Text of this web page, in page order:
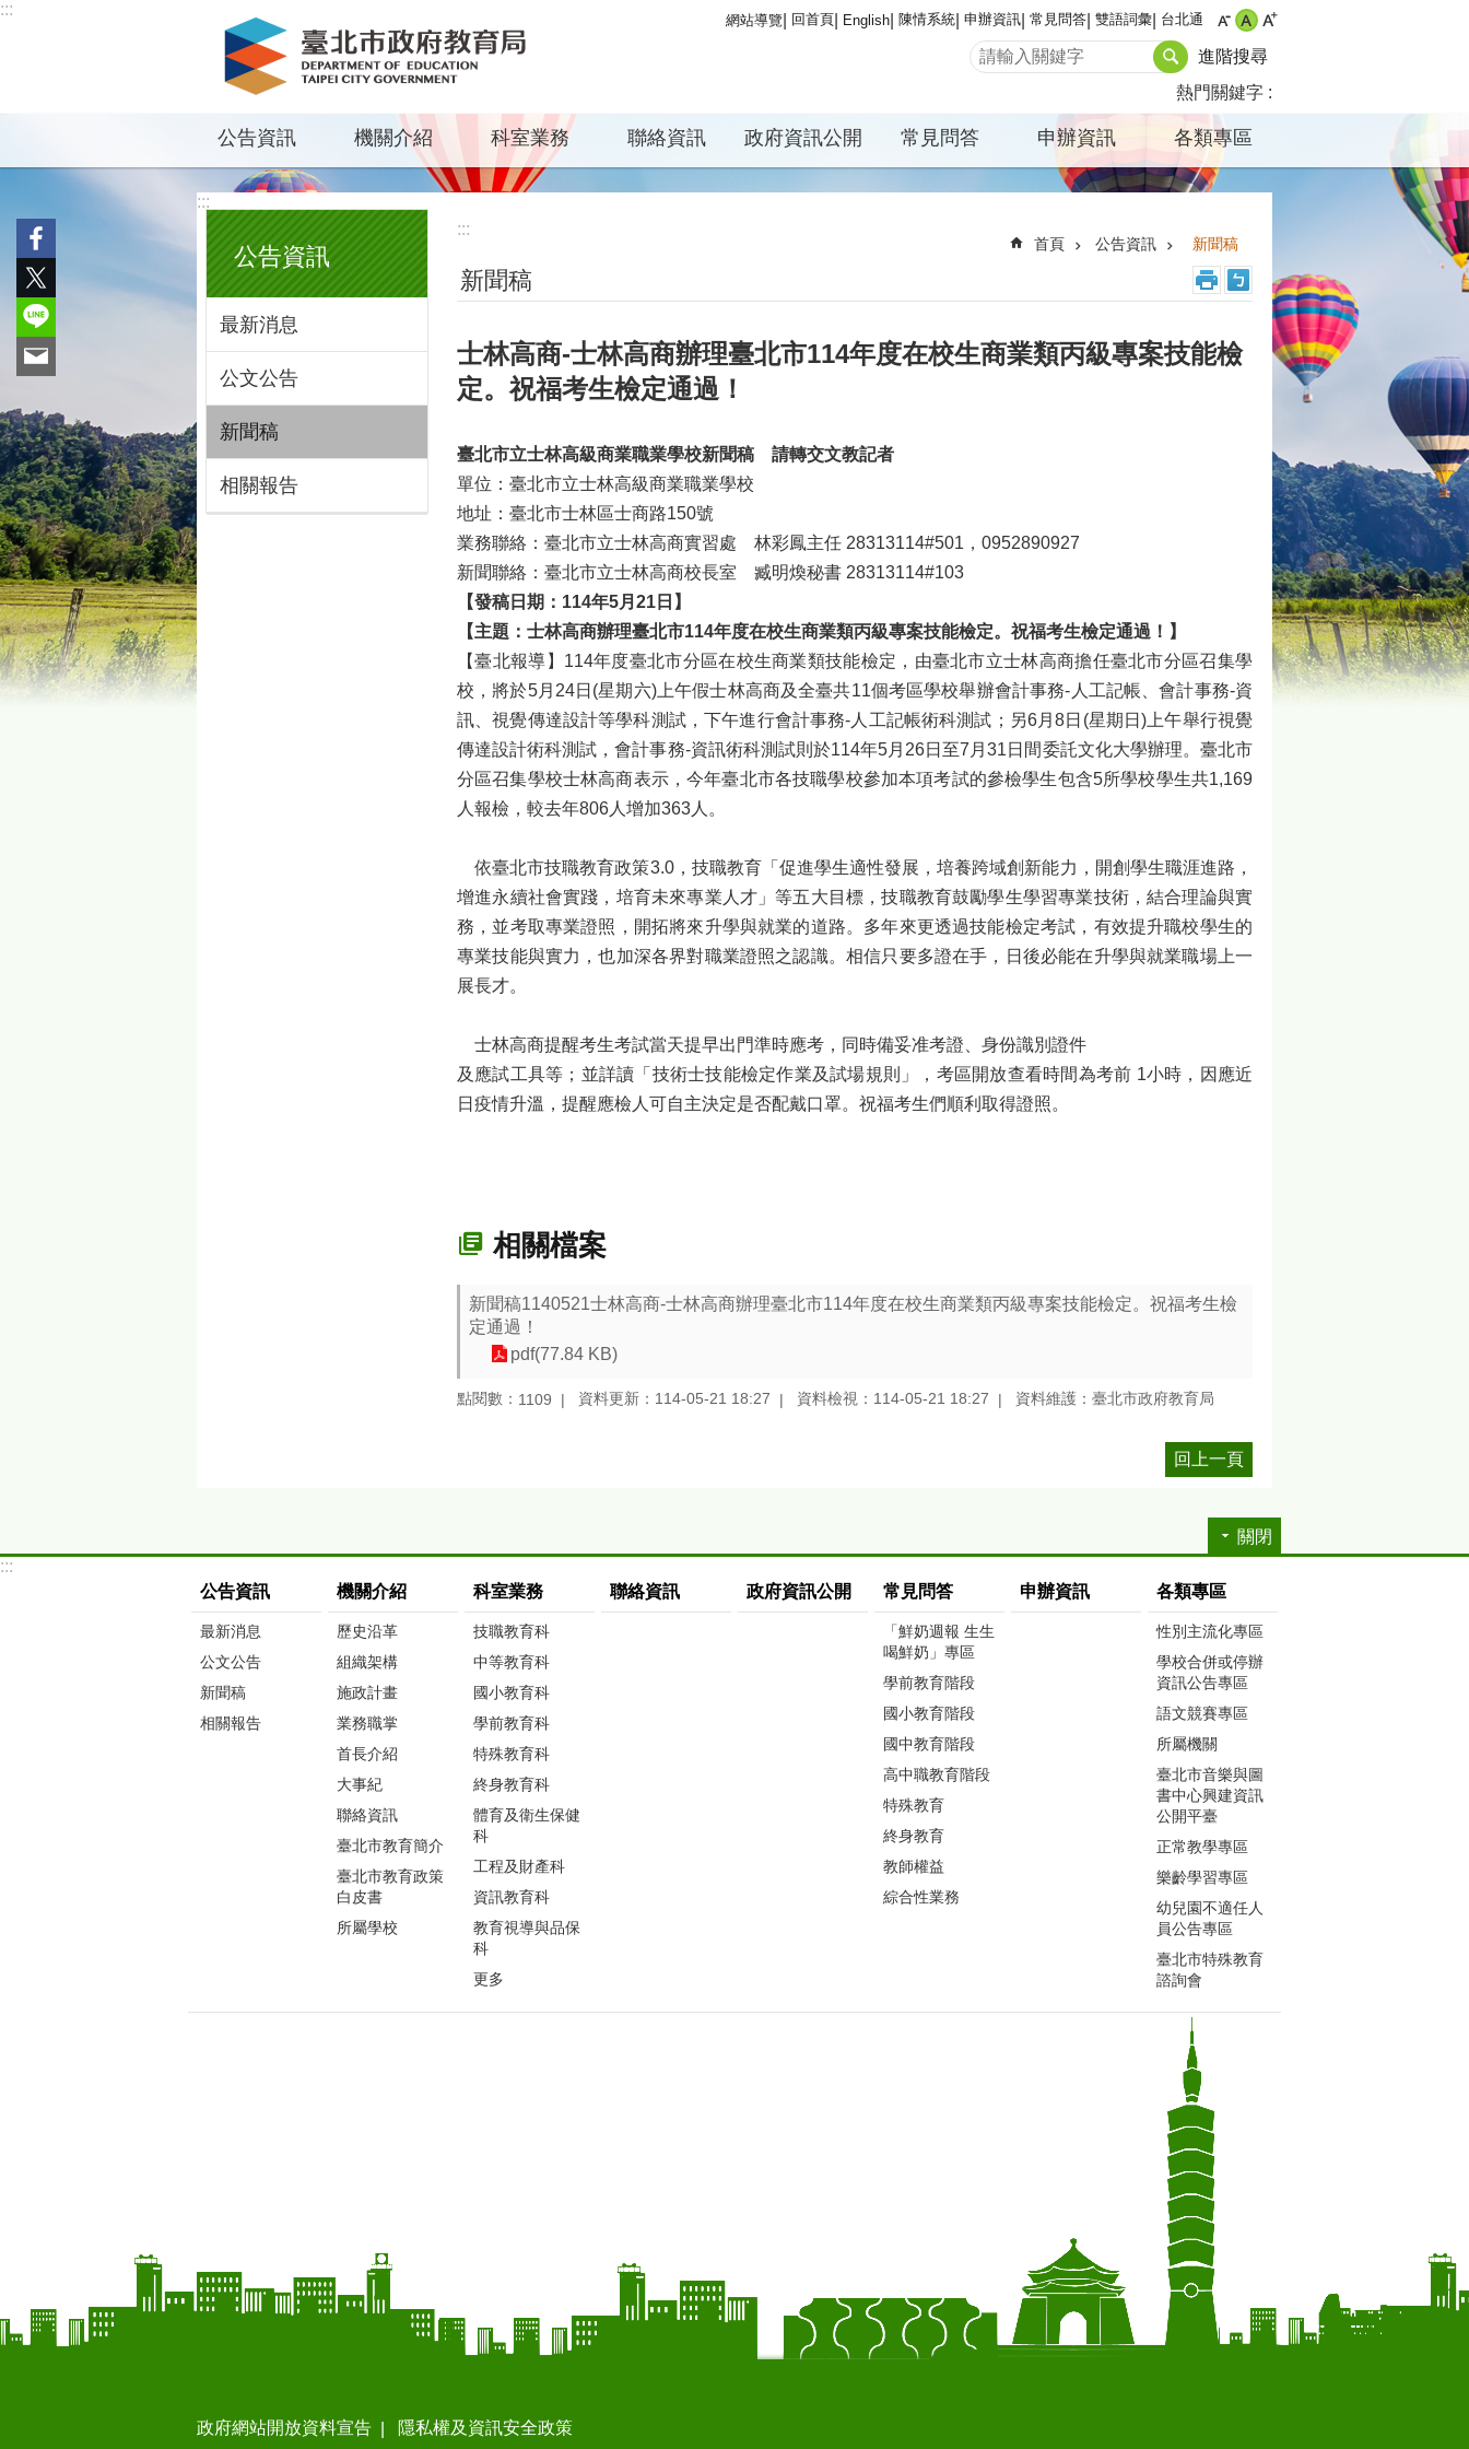
跳到主要內容區塊
:::
網站導覽 回首頁 English 陳情系統 申辦資訊 常見問答 雙語詞彙 台北通
進階搜尋
熱門關鍵字
公告資訊 機關介紹 科室業務 聯絡資訊 政府資訊公開 常見問答 申辦資訊 各類專區
:::
公告資訊
最新消息
公文公告
新聞稿
相關報告
:::
首頁 公告資訊 新聞稿
新聞稿
士林高商-士林高商辦理臺北市114年度在校生商業類丙級專案技能檢
定。祝福考生檢定通過！
臺北市立士林高級商業職業學校新聞稿 請轉交文教記者
單位：臺北市立士林高級商業職業學校
地址：臺北市士林區士商路150號
業務聯絡：臺北市立士林高商實習處 林彩鳳主任 28313114#501，0952890927
新聞聯絡：臺北市立士林高商校長室 臧明煥秘書 28313114#103
【發稿日期：114年5月21日】
【主題：士林高商辦理臺北市114年度在校生商業類丙級專案技能檢定。祝福考生檢定通過！】
【臺北報導】114年度臺北市分區在校生商業類技能檢定，由臺北市立士林高商擔任臺北市分區召集學
校，將於5月24日(星期六)上午假士林高商及全臺共11個考區學校舉辦會計事務-人工記帳、會計事務-資
訊、視覺傳達設計等學科測試，下午進行會計事務-人工記帳術科測試；另6月8日(星期日)上午舉行視覺
傳達設計術科測試，會計事務-資訊術科測試則於114年5月26日至7月31日間委託文化大學辦理。臺北市
分區召集學校士林高商表示，今年臺北市各技職學校參加本項考試的參檢學生包含5所學校學生共1,169
人報檢，較去年806人增加363人。
依臺北市技職教育政策3.0，技職教育「促進學生適性發展，培養跨域創新能力，開創學生職涯進路，
增進永續社會實踐，培育未來專業人才」等五大目標，技職教育鼓勵學生學習專業技術，結合理論與實
務，並考取專業證照，開拓將來升學與就業的道路。多年來更透過技能檢定考試，有效提升職校學生的
專業技能與實力，也加深各界對職業證照之認識。相信只要多證在手，日後必能在升學與就業職場上一
展長才。
士林高商提醒考生考試當天提早出門準時應考，同時備妥准考證、身份識別證件
及應試工具等；並詳讀「技術士技能檢定作業及試場規則」，考區開放查看時間為考前 1小時，因應近
日疫情升溫，提醒應檢人可自主決定是否配戴口罩。祝福考生們順利取得證照。
相關檔案
新聞稿1140521士林高商-士林高商辦理臺北市114年度在校生商業類丙級專案技能檢定。祝福考生檢
定通過！
pdf(77.84 KB)
點閱數： 1109 資料更新：114-05-21 18:27 資料檢視：114-05-21 18:27 資料維護：臺北市政府教育局
回上一頁
關閉
:::
公告資訊
最新消息
公文公告
新聞稿
相關報告
機關介紹
歷史沿革
組織架構
施政計畫
業務職掌
首長介紹
大事紀
聯絡資訊
臺北市教育簡介
臺北市教育政策
白皮書
所屬學校
科室業務
技職教育科
中等教育科
國小教育科
學前教育科
特殊教育科
終身教育科
體育及衛生保健
科
工程及財產科
資訊教育科
教育視導與品保
科
更多
聯絡資訊 政府資訊公開 常見問答
「鮮奶週報 生生
喝鮮奶」專區
學前教育階段
國小教育階段
國中教育階段
高中職教育階段
特殊教育
終身教育
教師權益
綜合性業務
申辦資訊 各類專區
性別主流化專區
學校合併或停辦
資訊公告專區
語文競賽專區
所屬機關
臺北市音樂與圖
書中心興建資訊
公開平臺
正常教學專區
樂齡學習專區
幼兒園不適任人
員公告專區
臺北市特殊教育
諮詢會
政府網站開放資料宣告 隱私權及資訊安全政策